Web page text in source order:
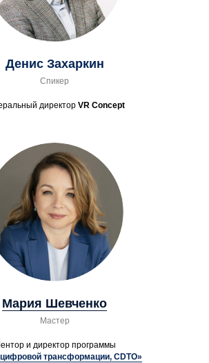
Денис Захаркин
Спикер
директор VR Concept
Мария Шевченко
Мастер
и директор программы
трансформации, CDTO»